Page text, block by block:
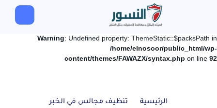
Warning: Undefined property: ThemeStatic::$packsPath in
/home/elnosoor/public_html/wp-
content/themes/FAWAZX/syntax.php on line 92
الرئيسية تنظيف مجالس في الخبر